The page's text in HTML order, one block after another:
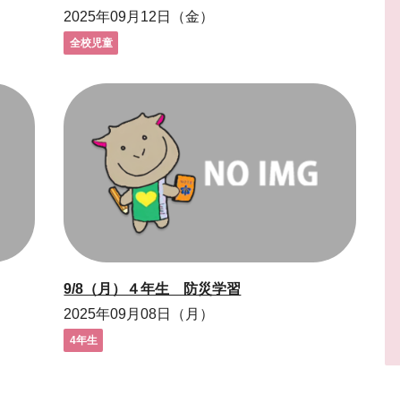
2025年09月12日（金）
全校児童
9/8（月）４年生 防災学習
2025年09月08日（月）
4年生